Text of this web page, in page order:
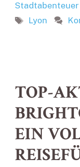
Stadtabenteuer
Lyon
TOP-
EIN